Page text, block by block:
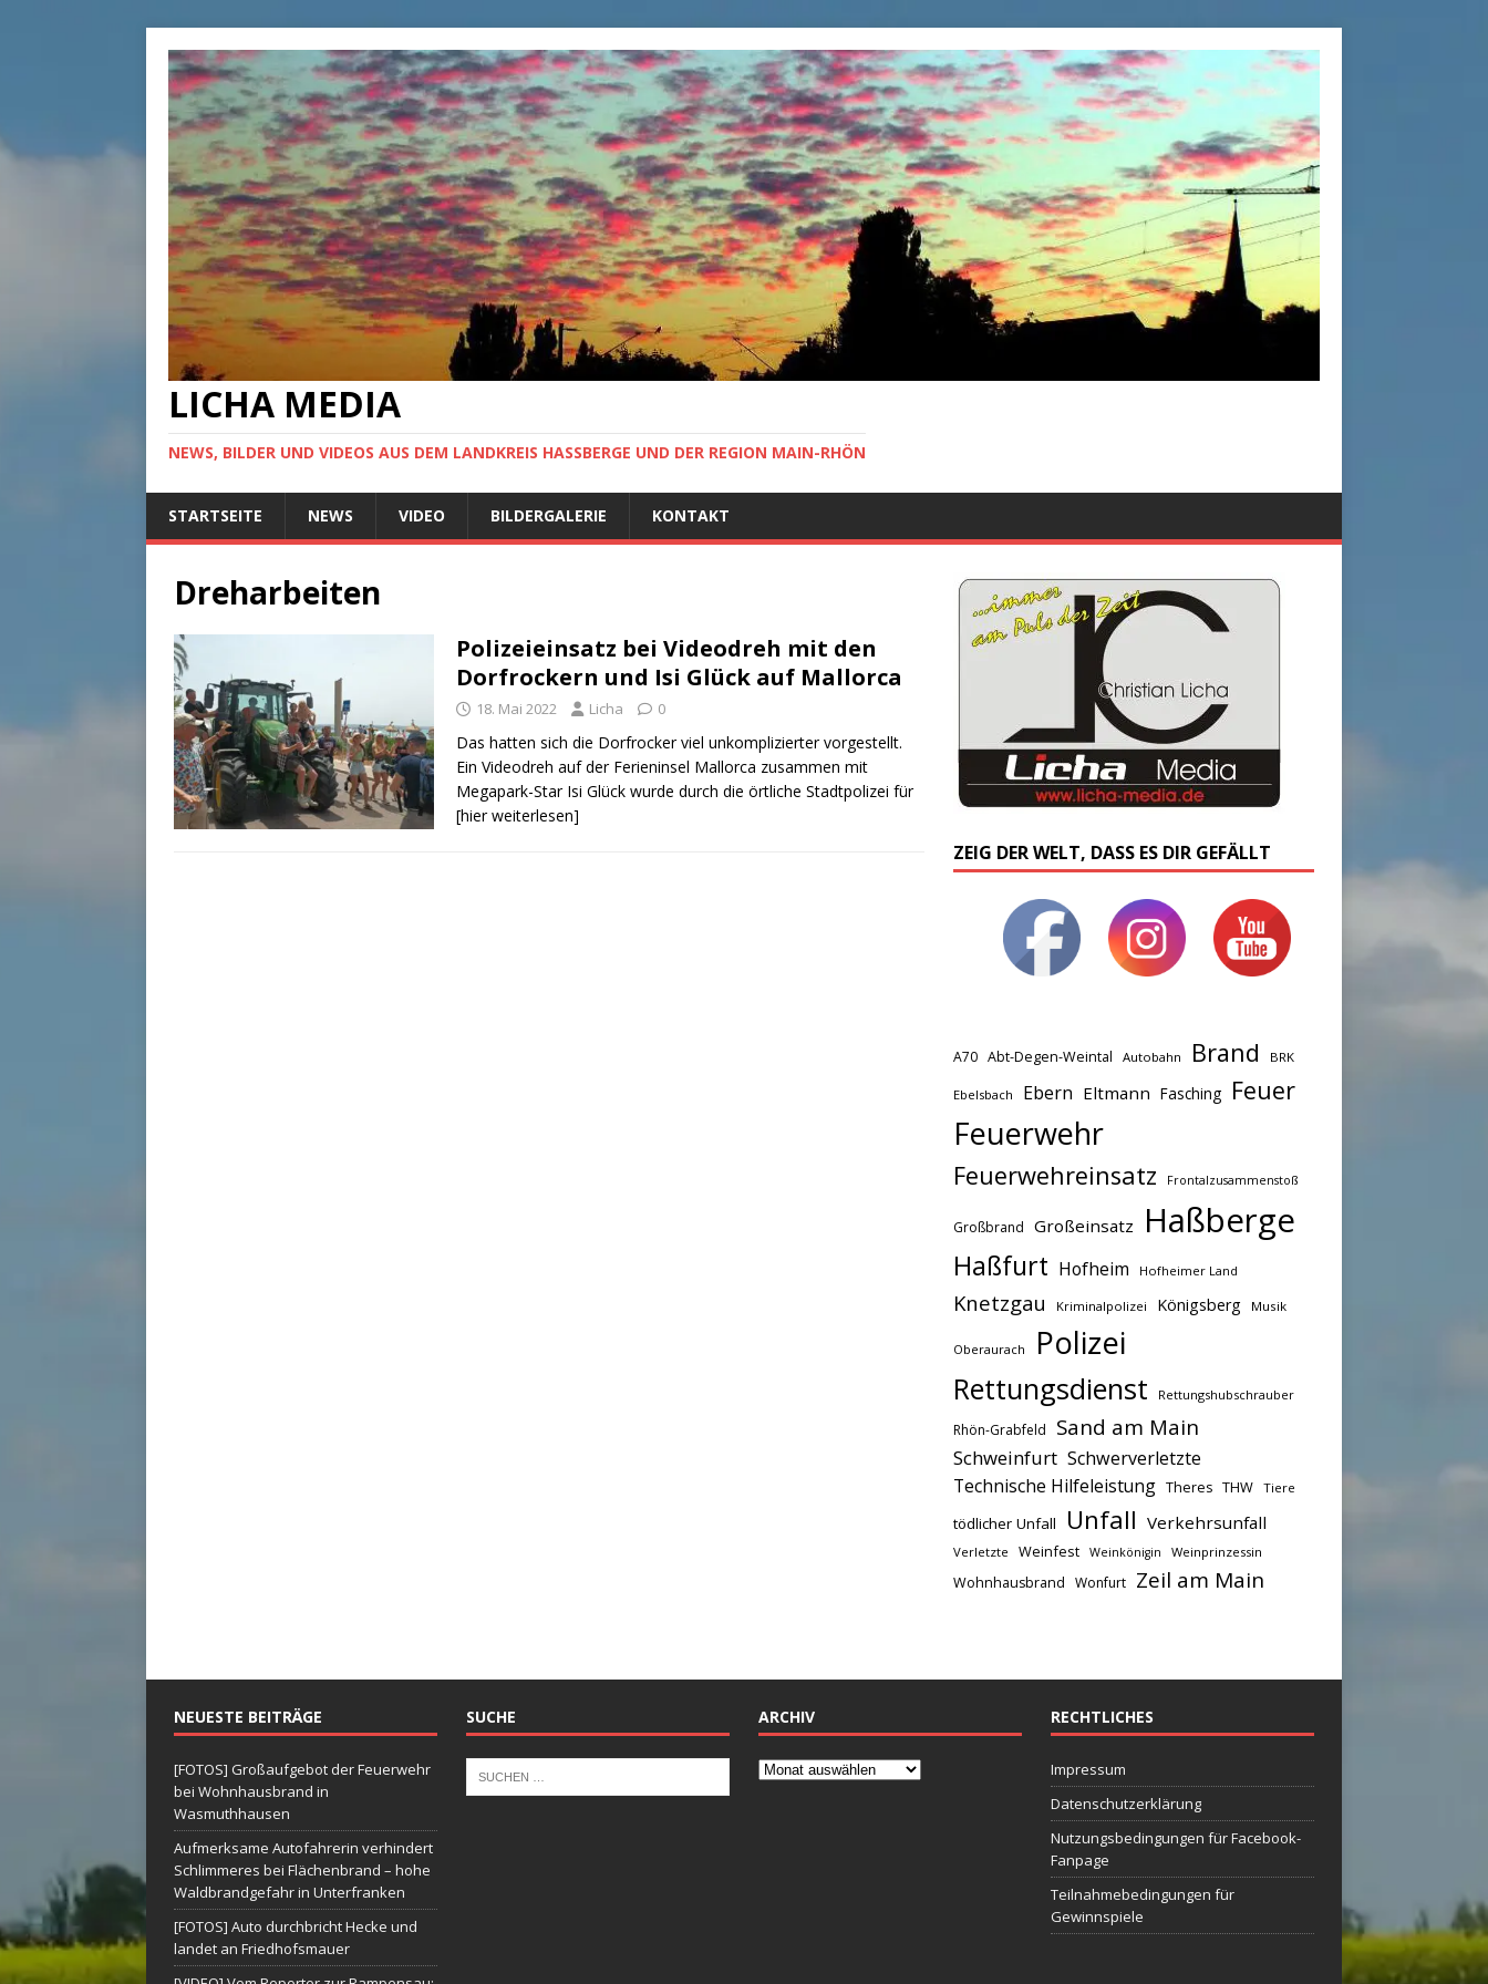
LICHA MEDIA
NEWS, BILDER UND VIDEOS AUS DEM LANDKREIS HASSBERGE UND DER REGION MAIN-RHÖN
STARTSEITE NEWS VIDEO BILDERGALERIE KONTAKT
Dreharbeiten
Polizeieinsatz bei Videodreh mit den
Dorfrockern und Isi Glück auf Mallorca
18. Mai 2022 Licha 0
Das hatten sich die Dorfrocker viel unkomplizierter vorgestellt.
Ein Videodreh auf der Ferieninsel Mallorca zusammen mit
Megapark-Star Isi Glück wurde durch die örtliche Stadtpolizei für
[hier weiterlesen]
ZEIG DER WELT, DASS ES DIR GEFÄLLT
A70 Abt-Degen-Weintal Autobahn Brand BRK
Ebelsbach Ebern Eltmann Fasching Feuer
Feuerwehr
Feuerwehreinsatz Frontalzusammenstoß
Großbrand Großeinsatz Haßberge
Haßfurt Hofheim Hofheimer Land
Knetzgau Kriminalpolizei Königsberg Musik
Oberaurach Polizei
Rettungsdienst Rettungshubschrauber
Rhön-Grabfeld Sand am Main
Schweinfurt Schwerverletzte
Technische Hilfeleistung Theres THW Tiere
tödlicher Unfall Unfall Verkehrsunfall
Verletzte Weinfest Weinkönigin Weinprinzessin
Wohnhausbrand Wonfurt Zeil am Main
NEUESTE BEITRÄGE
[FOTOS] Großaufgebot der Feuerwehr
bei Wohnhausbrand in
Wasmuthhausen
Aufmerksame Autofahrerin verhindert
Schlimmeres bei Flächenbrand – hohe
Waldbrandgefahr in Unterfranken
[FOTOS] Auto durchbricht Hecke und
landet an Friedhofsmauer
SUCHE ARCHIV RECHTLICHES
Impressum
Datenschutzerklärung
Nutzungsbedingungen für Facebook-
Fanpage
Teilnahmebedingungen für
Gewinnspiele